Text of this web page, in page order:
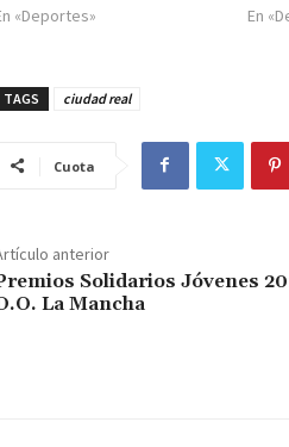
«Deportes»
En
TAGS ciudad real
Cuota
anterior
Solidarios Jóvenes
La Mancha